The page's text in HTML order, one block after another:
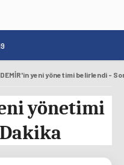
yeni yönetimi belirlendi -
yönetimi